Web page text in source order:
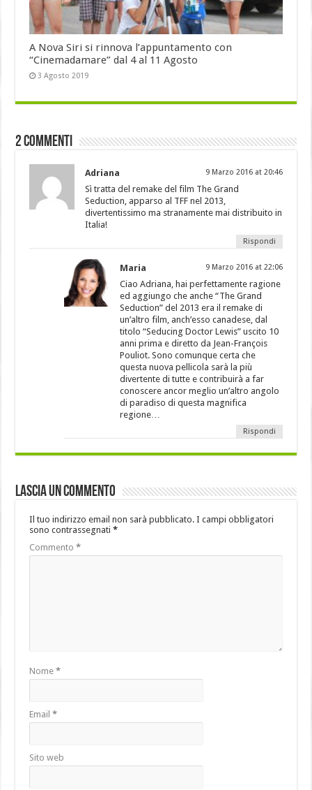
A Nova Siri si rinnova l’appuntamento con
“Cinemadamare” dal 4 al 11 Agosto
3 Agosto 2019
2 commenti
Adriana 9 Marzo 2016 at 20:46
Sì tratta del remake del film The Grand
Seduction, apparso al TFF nel 2013,
divertentissimo ma stranamente mai distribuito in
Italia!
Rispondi
Maria 9 Marzo 2016 at 22:06
Ciao Adriana, hai perfettamente ragione
ed aggiungo che anche “The Grand
Seduction” del 2013 era il remake di
un’altro film, anch’esso canadese, dal
titolo “Seducing Doctor Lewis” uscito 10
anni prima e diretto da Jean-François
Pouliot. Sono comunque certa che
questa nuova pellicola sarà la più
divertente di tutte e contribuirà a far
conoscere ancor meglio un’altro angolo
di paradiso di questa magnifica
regione…
Rispondi
Lascia un commento
Il tuo indirizzo email non sarà pubblicato. I campi obbligatori
sono contrassegnati*
Commento*
Nome*
Email*
Sito web